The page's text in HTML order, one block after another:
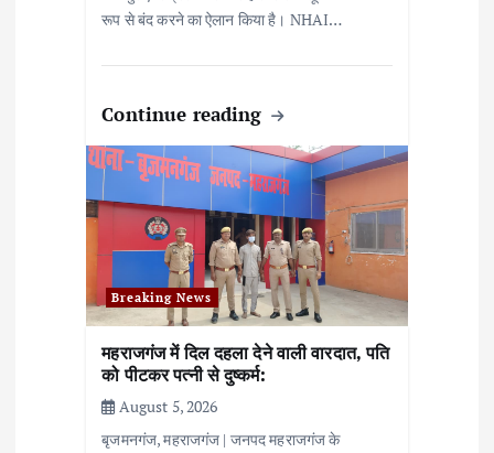
रूप से बंद करने का ऐलान किया है। NHAI…
Continue reading
Breaking News
महराजगंज में दिल दहला देने वाली वारदात, पति
को पीटकर पत्नी से दुष्कर्म:
August 5, 2026
बृजमनगंज, महराजगंज | जनपद महराजगंज के